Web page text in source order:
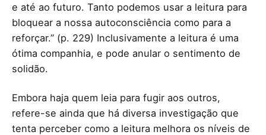
e até ao futuro. Tanto podemos usar a leitura para
bloquear a nossa autoconsciência como para a
reforçar.” (p. 229) Inclusivamente a leitura é uma
ótima companhia, e pode anular o sentimento de
solidão.
Embora haja quem leia para fugir aos outros,
refere-se ainda que há diversa investigação que
tenta perceber como a leitura melhora os níveis de